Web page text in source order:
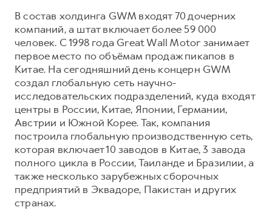
В состав холдинга GWM входят 70 дочерних
компаний, а штат включает более 59 000
человек. С 1998 года Great Wall Motor занимает
первое место по объёмам продаж пикапов в
Китае. На сегодняшний день концерн GWM
создал глобальную сеть научно-
исследовательских подразделений, куда входят
центры в России, Китае, Японии, Германии,
Австрии и Южной Корее. Так, компания
построила глобальную производственную сеть,
которая включает 10 заводов в Китае, 3 завода
полного цикла в России, Таиланде и Бразилии, а
также несколько зарубежных сборочных
предприятий в Эквадоре, Пакистан и других
странах.